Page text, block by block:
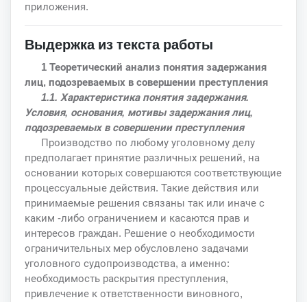
приложения.
Выдержка из текста работы
1 Теоретический анализ понятия задержания
лиц, подозреваемых в совершении преступления
1.1. Характеристика понятия задержания.
Условия, основания, мотивы задержания лиц,
подозреваемых в совершении преступления
Производство по любому уголовному делу
предполагает принятие различных решений, на
основании которых совершаются соответствующие
процессуальные действия. Такие действия или
принимаемые решения связаны так или иначе с
каким -либо ограничением и касаются прав и
интересов граждан. Решение о необходимости
ограничительных мер обусловлено задачами
уголовного судопроизводства, а именно:
необходимость раскрытия преступления,
привлечение к ответственности виновного,